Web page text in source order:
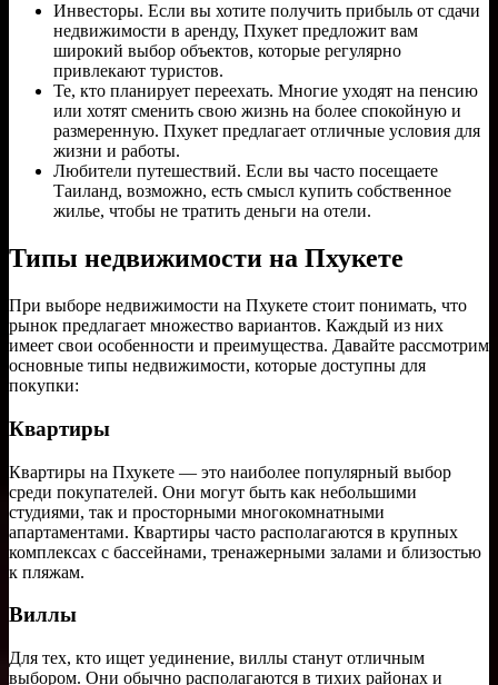
Инвесторы. Если вы хотите получить прибыль от сдачи
недвижимости в аренду, Пхукет предложит вам
широкий выбор объектов, которые регулярно
привлекают туристов.
Те, кто планирует переехать. Многие уходят на пенсию
или хотят сменить свою жизнь на более спокойную и
размеренную. Пхукет предлагает отличные условия для
жизни и работы.
Любители путешествий. Если вы часто посещаете
Таиланд, возможно, есть смысл купить собственное
жилье, чтобы не тратить деньги на отели.
Типы недвижимости на Пхукете
При выборе недвижимости на Пхукете стоит понимать, что
рынок предлагает множество вариантов. Каждый из них
имеет свои особенности и преимущества. Давайте рассмотрим
основные типы недвижимости, которые доступны для
покупки:
Квартиры
Квартиры на Пхукете — это наиболее популярный выбор
среди покупателей. Они могут быть как небольшими
студиями, так и просторными многокомнатными
апартаментами. Квартиры часто располагаются в крупных
комплексах с бассейнами, тренажерными залами и близостью
к пляжам.
Виллы
Для тех, кто ищет уединение, виллы станут отличным
выбором. Они обычно располагаются в тихих районах и